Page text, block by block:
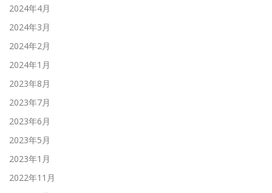
2024年4月
2024年3月
2024年2月
2024年1月
2023年8月
2023年7月
2023年6月
2023年5月
2023年1月
2022年11月